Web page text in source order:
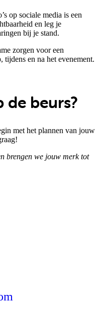
op sociale media is een
en leg je
bij je stand.
zorgen voor een
tijdens en na het evenement.
beurs?
met het plannen van jouw
brengen we jouw merk tot